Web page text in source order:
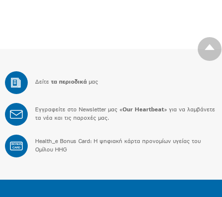
Δείτε τα περιοδικά μας
Εγγραφείτε στο Newsletter μας «Our Heartbeat» για να λαμβάνετε
τα νέα και τις παροχές μας.
BONUS
CARD
Health_e Bonus Card: H ψηφιακή κάρτα προνομίων υγείας του
Ομίλου HHG